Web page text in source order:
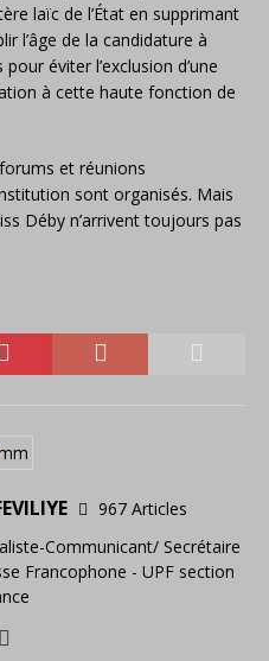
laïc de l’État en supprimant
l’âge de la candidature à
éviter l’exclusion d’une
à cette haute fonction de
et réunions
sont organisés. Mais
Déby n’arrivent toujours pas
967 Articles
Communicant/ Secrétaire
Francophone - UPF section